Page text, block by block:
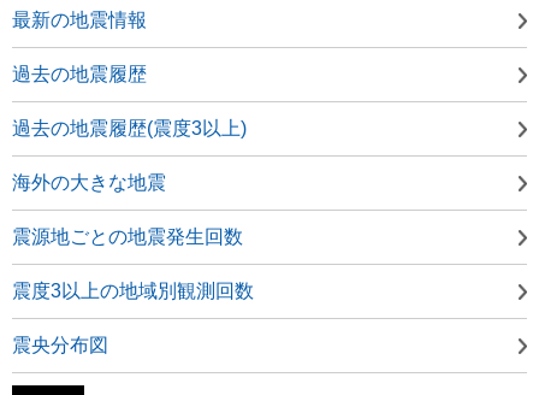
最新の地震情報
過去の地震履歴
過去の地震履歴(震度3以上)
海外の大きな地震
震源地ごとの地震発生回数
震度3以上の地域別観測回数
震央分布図